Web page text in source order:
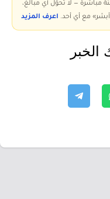
مباشرة — لا تُحوّل أي مبالغ،
مع أي أحد. اعرف المزيد